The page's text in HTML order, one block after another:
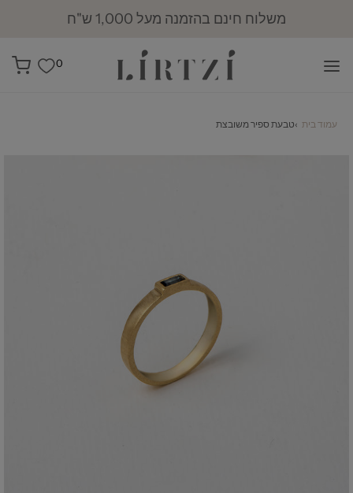
משלוח חינם בהזמנה מעל 1,000 ש"ח
0
עמוד בית ›טבעת ספיר משובצת